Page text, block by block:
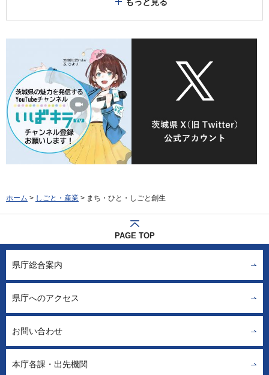
ホーム > しごと・産業 > まち・ひと・しごと創生
PAGE TOP
県庁総合案内
県庁へのアクセス
お問い合わせ
本庁各課・出先機関